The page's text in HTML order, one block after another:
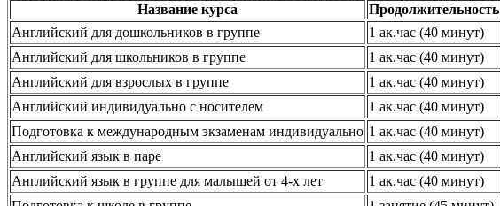
Название курса Продолжительность
Английский для дошкольников в группе
1 ак.час (40 минут)
Английский для школьников в группе
1 ак.час (40 минут)
Английский для взрослых в группе
1 ак.час (40 минут)
Английский индивидуально с носителем
1 ак.час (40 минут)
Подготовка к международным экзаменам индивидуально 1 ак.час (40 минут)
Английский язык в паре
1 ак.час (40 минут)
Английский язык в группе для малышей от 4-х лет
1 ак.час (40 минут)